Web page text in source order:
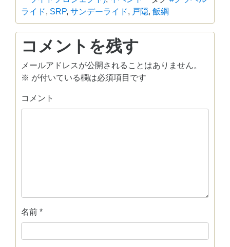
ライド, SRP, サンデーライド, 戸隠, 飯綱
コメントを残す
メールアドレスが公開されることはありません。
※ が付いている欄は必須項目です
コメント
名前 *